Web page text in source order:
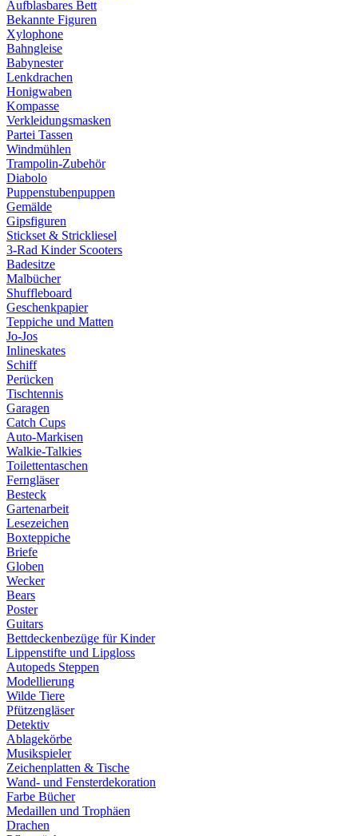
Aufblasbares Bett
Bekannte Figuren
Xylophone
Bahngleise
Babynester
Lenkdrachen
Honigwaben
Kompasse
Verkleidungsmasken
Partei Tassen
Windmühlen
Trampolin-Zubehör
Diabolo
Puppenstubenpuppen
Gemälde
Gipsfiguren
Stickset & Strickliesel
3-Rad Kinder Scooters
Badesitze
Malbücher
Shuffleboard
Geschenkpapier
Teppiche und Matten
Jo-Jos
Inlineskates
Schiff
Perücken
Tischtennis
Garagen
Catch Cups
Auto-Markisen
Walkie-Talkies
Toilettentaschen
Ferngläser
Besteck
Gartenarbeit
Lesezeichen
Boxteppiche
Briefe
Globen
Wecker
Bears
Poster
Guitars
Bettdeckenbezüge für Kinder
Lippenstifte und Lipgloss
Autopeds Steppen
Modellierung
Wilde Tiere
Pfützengläser
Detektiv
Ablagekörbe
Musikspieler
Zeichenplatten & Tische
Wand- und Fensterdekoration
Farbe Bücher
Medaillen und Trophäen
Drachen